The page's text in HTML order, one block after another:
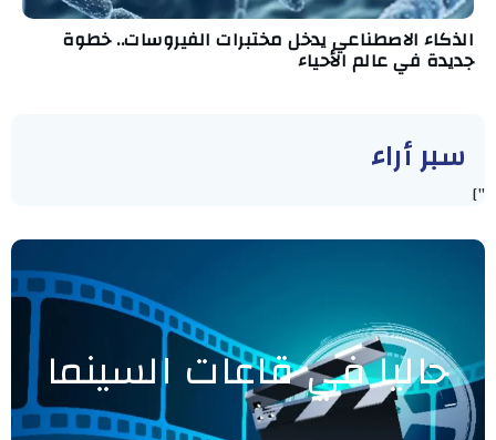
الذكاء الاصطناعي يدخل مختبرات الفيروسات.. خطوة
جديدة في عالم الأحياء
سبر أراء
"]
حاليا في قاعات السينما